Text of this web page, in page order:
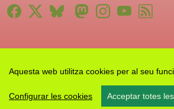
Aquesta web utilitza cookies per al seu
Configurar les cookies Acceptar totes